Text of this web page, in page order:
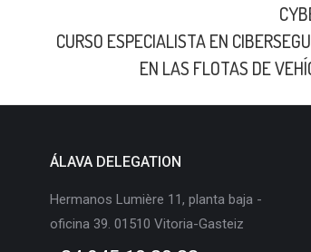
Next
CURSO ESPECIALISTA EN
EN LAS FLOTAS DE
ÁLAVA DELEGATION
Hermanos Lumière 11, planta baja -
oficina 39. 01510 Vitoria-Gasteiz